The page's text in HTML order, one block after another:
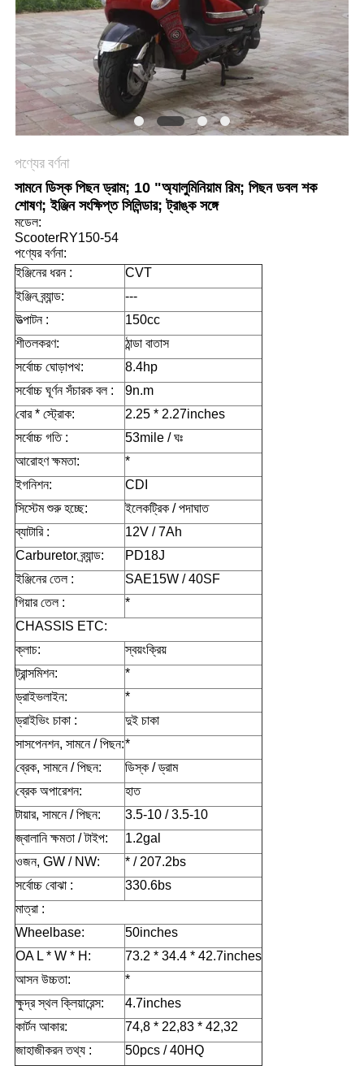
পণ্যের বর্ণনা
সামনে ডিস্ক পিছন ড্রাম; 10 "অ্যালুমিনিয়াম রিম; পিছন ডবল শক
শোষণ; ইঞ্জিন সংক্ষিপ্ত সিলিন্ডার; ট্রাঙ্ক সঙ্গে
মডেল:
ScooterRY150-54
পণ্যের বর্ণনা:
ইঞ্জিনের ধরন :
CVT
ইঞ্জিন ব্র্যান্ড:
---
উত্পাটন :
150cc
শীতলকরণ:
ঠান্ডা বাতাস
সর্বোচ্চ ঘোড়াপথ:
8.4hp
সর্বোচ্চ ঘূর্ণন সঁচারক বল :
9n.m
বোর * স্ট্রোক:
2.25 * 2.27inches
সর্বোচ্চ গতি :
53mile / ঘঃ
আরোহণ ক্ষমতা:
*
ইগনিশন:
CDI
সিস্টেম শুরু হচ্ছে:
ইলেকট্রিক / পদাঘাত
ব্যাটারি :
12V / 7Ah
Carburetor ব্র্যান্ড:
PD18J
ইঞ্জিনের তেল :
SAE15W / 40SF
গিয়ার তেল :
*
CHASSIS ETC:
ক্লাচ:
স্বয়ংক্রিয়
ট্রান্সমিশন:
*
ড্রাইভলাইন:
*
ড্রাইভিং চাকা :
দুই চাকা
সাসপেনশন, সামনে / পিছন:*
ব্রেক, সামনে / পিছন:
ডিস্ক / ড্রাম
ব্রেক অপারেশন:
হাত
টায়ার, সামনে / পিছন:
3.5-10 / 3.5-10
জ্বালানি ক্ষমতা / টাইপ:
1.2gal
ওজন, GW / NW:
* / 207.2bs
সর্বোচ্চ বোঝা :
330.6bs
মাত্রা :
Wheelbase:
50inches
OA L * W * H:
73.2 * 34.4 * 42.7inches
আসন উচ্চতা:
*
ক্ষুদ্র স্থল ক্লিয়ারেন্স:
4.7inches
কার্টন আকার:
74,8 * 22,83 * 42,32
জাহাজীকরন তথ্য :
50pcs / 40HQ